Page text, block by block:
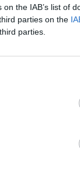
the IAB’s list of
parties on the
parties.
dentro
descubrir la
al